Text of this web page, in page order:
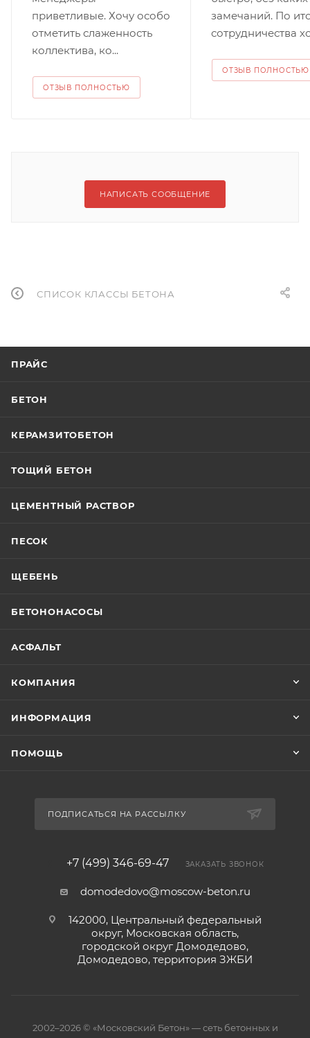
приветливые. Хочу особо
отметить слаженность
коллектива, ко...
ОТЗЫВ ПОЛНОСТЬЮ
замечаний. По
сотрудничества
ОТЗЫВ ПОЛНОСТЬЮ
НАПИСАТЬ СООБЩЕНИЕ
СПИСОК КЛАССЫ БЕТОНА
ПРАЙС
БЕТОН
КЕРАМЗИТОБЕТОН
ТОЩИЙ БЕТОН
ЦЕМЕНТНЫЙ РАСТВОР
ПЕСОК
ЩЕБЕНЬ
БЕТОНОНАСОСЫ
АСФАЛЬТ
КОМПАНИЯ
ИНФОРМАЦИЯ
ПОМОЩЬ
ПОДПИСАТЬСЯ НА РАССЫЛКУ
+7 (499) 346-69-47 ЗАКАЗАТЬ ЗВОНОК
domodedovo@moscow-beton.ru
142000, Центральный федеральный
округ, Московская область,
городской округ Домодедово,
Домодедово, территория ЗЖБИ
2002–2026 © «Московский Бетон» — сеть бетонных и